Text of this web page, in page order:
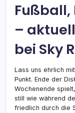
–
bei Sky
Lass uns ehrlich
Punkt. Ende der
Wochenende
still wie während
friedlich durch die